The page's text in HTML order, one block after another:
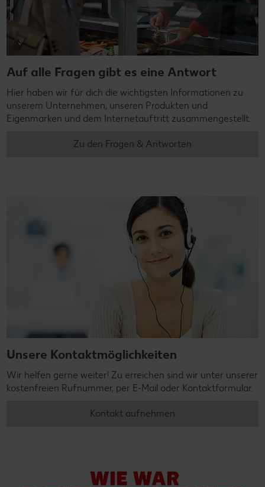
Auf alle Fragen gibt es eine Antwort
Hier haben wir für dich die wichtigsten Informationen zu
unserem Unternehmen, unseren Produkten und
Eigenmarken und dem Internetauftritt zusammengestellt.
Zu den Fragen & Antworten
Unsere Kontaktmöglichkeiten
Wir helfen gerne weiter! Zu erreichen sind wir unter unserer
kostenfreien Rufnummer, per E-Mail oder Kontaktformular.
Kontakt aufnehmen